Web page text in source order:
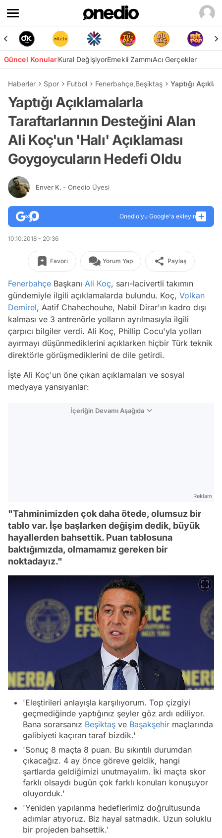
Güncel KonularKural DeğişiyorEmekli ZammıAcı Gerçekler
Haberler Spor Futbol Fenerbahçe,Beşiktaş Yaptığı
Yaptığı Açıklamalarla
Taraftarlarının Desteğini Alan
Ali Koç'un 'Halı' Açıklaması
Goygoycuların Hedefi Oldu
Enver K. - Onedio Üyesi
Onedio’yu Google'a ekleyin
10.10.2018 - 20:36
Favori Yorum Yap Paylaş
Fenerbahçe Başkanı Ali Koç, sarı-lacivertli takımın
gündemiyle ilgili açıklamalarda bulundu. Koç, Volkan
Demirel, Aatif Chahechouhe, Nabil Dirar'ın kadro dışı
kalması ve 3 antrenörle yolların ayrılmasıyla ilgili
çarpıcı bilgiler verdi. Ali Koç, Phillip Cocu'yla yolları
ayırmayı düşünmediklerini açıklarken hiçbir Türk teknik
direktörle görüşmediklerini de dile getirdi.
İşte Ali Koç'un öne çıkan açıklamaları ve sosyal
medyaya yansıyanlar:
İçeriğin Devamı Aşağıda
Reklam
"Tahminimizden çok daha ötede, olumsuz bir
tablo var. İşe başlarken değişim dedik, büyük
hayallerden bahsettik. Puan tablosuna
baktığımızda, olmamamız gereken bir
noktadayız."
'Eleştirileri anlayışla karşılıyorum. Top çizgiyi
geçmediğinde yaptığınız şeyler göz ardı ediliyor.
Bana sorarsanız Beşiktaş ve Başakşehir maçlarında
galibiyeti kaçıran taraf bizdik.'
'Sonuç 8 maçta 8 puan. Bu sıkıntılı durumdan
çıkacağız. 4 ay önce göreve geldik, hangi
şartlarda geldiğimizi unutmayalım. İki maçta skor
farklı olsaydı bugün çok farklı konuları konuşuyor
oluyorduk.'
'Yeniden yapılanma hedeflerimiz doğrultusunda
adımlar atıyoruz. Biz hayal satmadık. Uzun soluklu
bir projeden bahsettik.'